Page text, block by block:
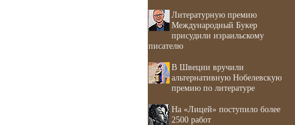
Литературную премию
Международный Букер
присудили израильскому
писателю
В Швеции вручили
альтернативную Нобелевскую
премию по литературе
На «Лицей» поступило более
2500 работ